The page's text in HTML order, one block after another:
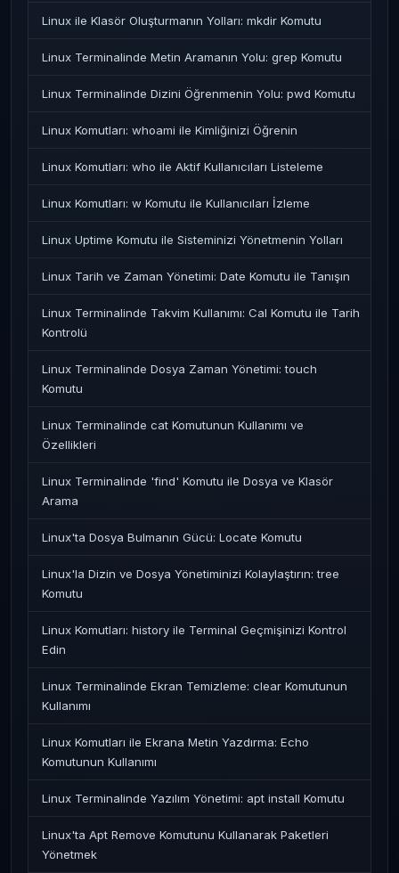
Linux ile Klasör Oluşturmanın Yolları: mkdir Komutu
Linux Terminalinde Metin Aramanın Yolu: grep Komutu
Linux Terminalinde Dizini Öğrenmenin Yolu: pwd Komutu
Linux Komutları: whoami ile Kimliğinizi Öğrenin
Linux Komutları: who ile Aktif Kullanıcıları Listeleme
Linux Komutları: w Komutu ile Kullanıcıları İzleme
Linux Uptime Komutu ile Sisteminizi Yönetmenin Yolları
Linux Tarih ve Zaman Yönetimi: Date Komutu ile Tanışın
Linux Terminalinde Takvim Kullanımı: Cal Komutu ile Tarih
Kontrolü
Linux Terminalinde Dosya Zaman Yönetimi: touch
Komutu
Linux Terminalinde cat Komutunun Kullanımı ve
Özellikleri
Linux Terminalinde 'find' Komutu ile Dosya ve Klasör
Arama
Linux'ta Dosya Bulmanın Gücü: Locate Komutu
Linux'la Dizin ve Dosya Yönetiminizi Kolaylaştırın: tree
Komutu
Linux Komutları: history ile Terminal Geçmişinizi Kontrol
Edin
Linux Terminalinde Ekran Temizleme: clear Komutunun
Kullanımı
Linux Komutları ile Ekrana Metin Yazdırma: Echo
Komutunun Kullanımı
Linux Terminalinde Yazılım Yönetimi: apt install Komutu
Linux'ta Apt Remove Komutunu Kullanarak Paketleri
Yönetmek